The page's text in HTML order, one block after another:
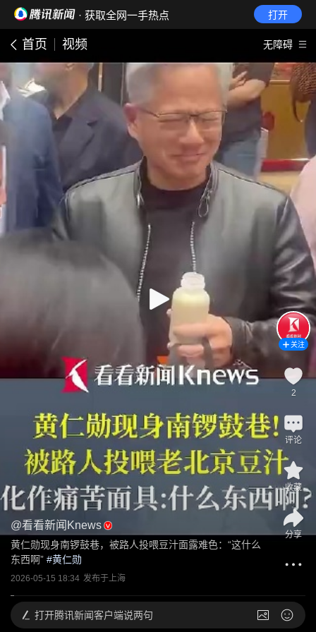
· 获取全网一手热点 打开
首页 视频 无障碍
@看看新闻Knews
黄仁勋现身南锣鼓巷，被路人投喂豆汁面露难色：“这什么
东西啊” #黄仁勋
2026-05-15 18:34 发布于上海
关注
2
评论
收藏
分享
打开腾讯新闻客户端说两句